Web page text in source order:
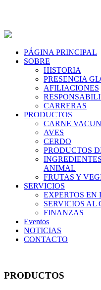
PÁGINA PRINCIPAL
SOBRE
HISTORIA
PRESENCIA
AFILIACIONES
CARRERAS
PRODUCTOS
CARNE
AVES
CERDO
PRODUCTOS
ANIMAL
FRUTAS Y
SERVICIOS
EXPERTOS EN
SERVICIOS AL
FINANZAS
Eventos
NOTICIAS
CONTACTO
PRODUCTOS